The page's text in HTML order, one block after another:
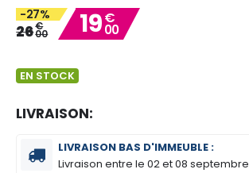
images
gallery
-27%
26€
00 19€
00
EN STOCK
LIVRAISON:
LIVRAISON BAS D'IMMEUBLE :
Livraison entre le02 et 08 septembre